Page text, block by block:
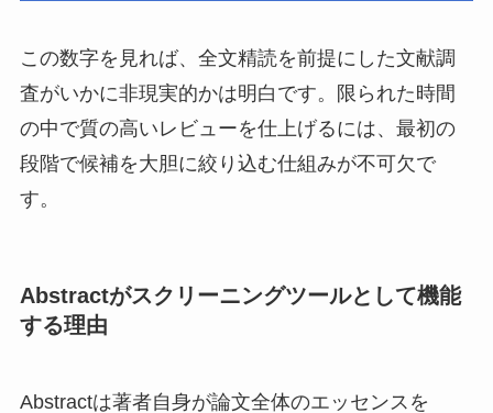
この数字を見れば、全文精読を前提にした文献調
査がいかに非現実的かは明白です。限られた時間
の中で質の高いレビューを仕上げるには、最初の
段階で候補を大胆に絞り込む仕組みが不可欠で
す。
Abstractがスクリーニングツールとして機能
する理由
Abstractは著者自身が論文全体のエッセンスを